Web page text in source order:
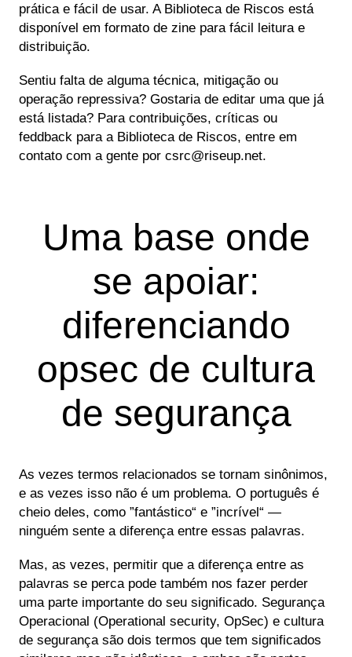
prática e fácil de usar. A Biblioteca de Riscos está
disponível em formato de zine para fácil leitura e
distribuição.
Sentiu falta de alguma técnica, mitigação ou
operação repressiva? Gostaria de editar uma que já
está listada? Para contribuições, críticas ou
feddback para a Biblioteca de Riscos, entre em
contato com a gente por csrc@riseup.net.
Uma base onde
se apoiar:
diferenciando
opsec de cultura
de segurança
As vezes termos relacionados se tornam sinônimos,
e as vezes isso não é um problema. O português é
cheio deles, como ”fantástico“ e ”incrível“ —
ninguém sente a diferença entre essas palavras.
Mas, as vezes, permitir que a diferença entre as
palavras se perca pode também nos fazer perder
uma parte importante do seu significado. Segurança
Operacional (Operational security, OpSec) e cultura
de segurança são dois termos que tem significados